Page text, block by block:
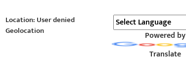
Location: User denied
Geolocation
Powered by
Translate